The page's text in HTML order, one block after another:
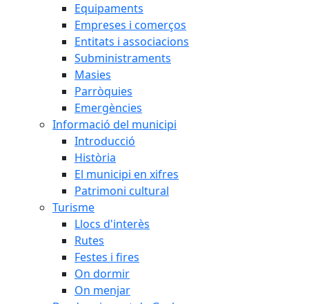
Equipaments
Empreses i comerços
Entitats i associacions
Subministraments
Masies
Parròquies
Emergències
Informació del municipi
Introducció
Història
El municipi en xifres
Patrimoni cultural
Turisme
Llocs d'interès
Rutes
Festes i fires
On dormir
On menjar